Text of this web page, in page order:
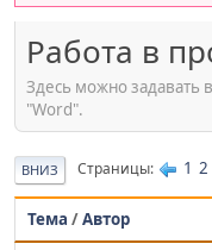
Работа в
Здесь можно задавать
"Word".
ВНИЗ Страницы 1 2
Тема /Автор